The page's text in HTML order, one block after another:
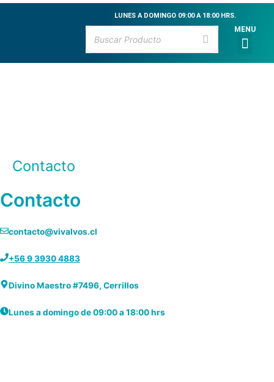
Ir
LUNES A DOMINGO 09:00 A 18:00 HRS.
MENU
Contacto
Contacto
contacto@vivalvos.cl
+56 9 3930 4883
Divino Maestro #7496, Cerrillos
Lunes a domingo de 09:00 a 18:00 hrs